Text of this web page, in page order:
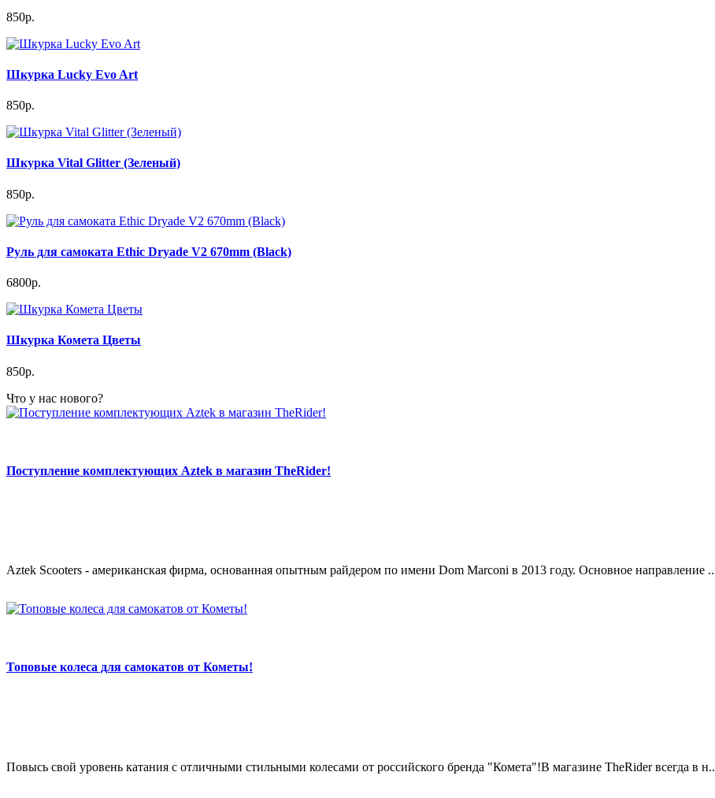
850р.
Шкурка Lucky Evo Art
850р.
Шкурка Vital Glitter (Зеленый)
850р.
Руль для самоката Ethic Dryade V2 670mm (Black)
6800р.
Шкурка Комета Цветы
850р.
Что у нас нового?
Поступление комплектующих Aztek в магазин TheRider!
Aztek Scooters - американская фирма, основанная опытным райдером по имени Dom Marconi в 2013 году. Основное направление ..
Топовые колеса для самокатов от Кометы!
Повысь свой уровень катания с отличными стильными колесами от российского бренда "Комета"!В магазине TheRider всегда в н..